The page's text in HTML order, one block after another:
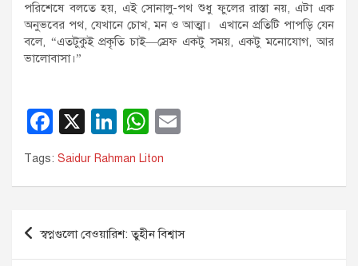
পরিশেষে বলতে হয়, এই সোনালু-পথ শুধু ফুলের রাস্তা নয়, এটা এক
অনুভবের পথ, যেখানে চোখ, মন ও আত্মা। এখানে প্রতিটি পাপড়ি যেন
বলে, “এতটুকুই প্রকৃতি চাই—স্রেফ একটু সময়, একটু মনোযোগ, আর
ভালোবাসা।”
F
a
c
e
b
o
X
Li
k
e
dI
n
W
h
at
s
A
p
Tags: Saidur Rahman Liton
Post
navigation
স্বপ্নগুলো বেওয়ারিশ: তুহীন বিশ্বাস